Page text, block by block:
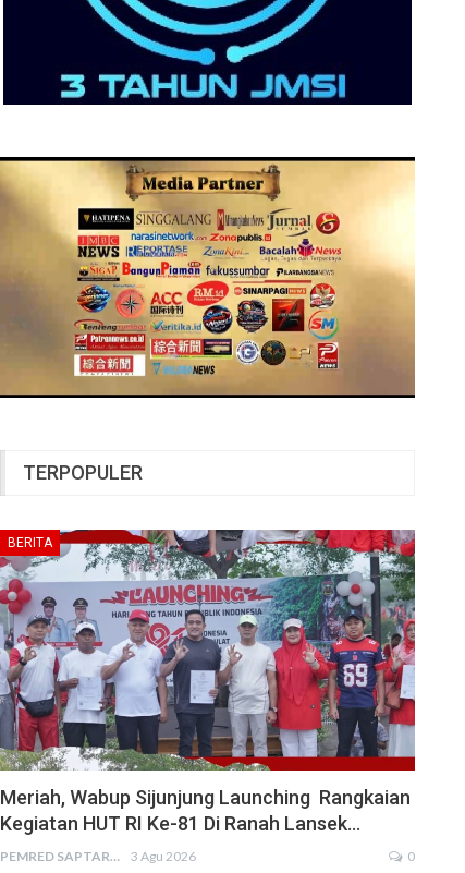
TERPOPULER
BERITA
Meriah, Wabup Sijunjung Launching Rangkaian
Kegiatan HUT RI Ke-81 Di Ranah Lansek…
PEMRED SAPTARIUS 3 Agu 2026 0